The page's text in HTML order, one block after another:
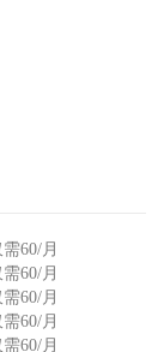
60/月
60/月
60/月
60/月
60/月